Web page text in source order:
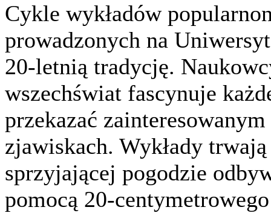
Cykle wykładów
prowadzonych na
20-letnią tradycję.
wszechświat fascynuje
przekazać
zjawiskach. Wykłady
sprzyjającej pogodzie
pomocą 20-